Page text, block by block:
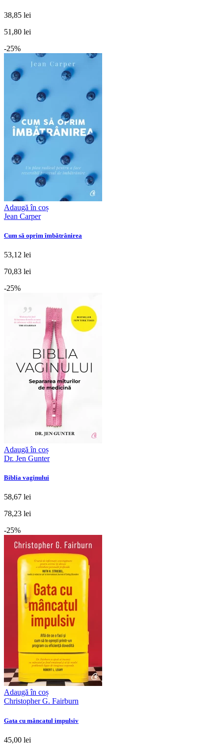
38,85 lei
51,80 lei
-25%
Adaugă în coș
Jean Carper
Cum să oprim îmbătrânirea
53,12 lei
70,83 lei
-25%
Adaugă în coș
Dr. Jen Gunter
Biblia vaginului
58,67 lei
78,23 lei
-25%
Adaugă în coș
Christopher G. Fairburn
Gata cu mâncatul impulsiv
45,00 lei